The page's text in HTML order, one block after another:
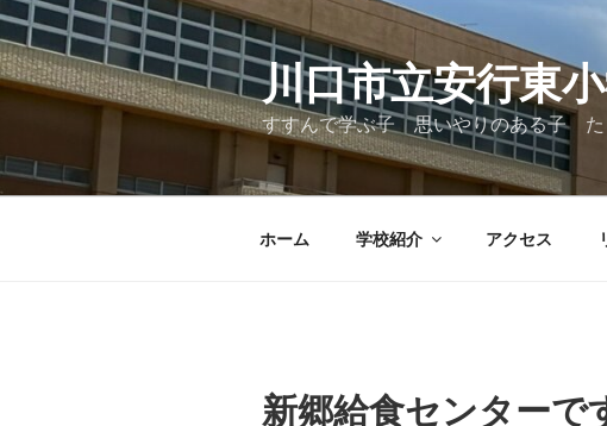
コ
ン
テ
へ
ス
川口市立安行東
すすんで学ぶ子 思いやりのある子 た
ホーム 学校紹介 アクセス
新郷給食センターで